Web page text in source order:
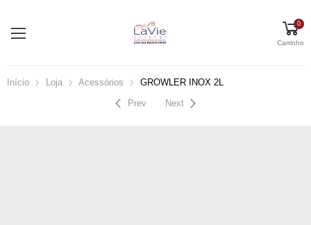
0
Carrinho
Início Loja Acessórios GROWLER INOX 2L
Prev Next